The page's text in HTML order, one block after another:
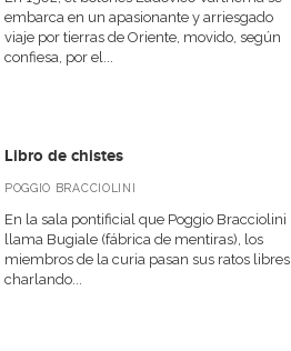
embarca en un apasionante y arriesgado
viaje por tierras de Oriente, movido, según
confiesa, por el...
Libro de chistes
POGGIO BRACCIOLINI
En la sala pontificial que Poggio Bracciolini
llama Bugiale (fábrica de mentiras), los
miembros de la curia pasan sus ratos libres
charlando...